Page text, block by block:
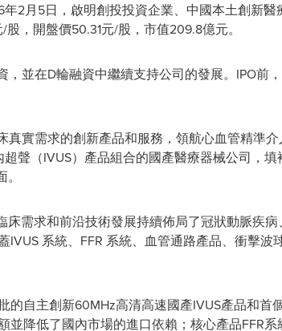
2月5日，啟明創投投資企業、中國本土創新
，開盤價50.31元/股，市值209.8億元。
並在D輪融資中繼續支持公司的發展。IPO前
真實需求的創新產品和服務，領航心血管精準
聲（IVUS）產品組合的國產醫療器械公司，
需求和前沿技術發展持續佈局了冠狀動脈疾
IVUS 系統、FFR 系統、血管通路產品、衝擊
的自主創新60MHz高清高速國產IVUS產品和首
並降低了國內市場的進口依賴；核心產品FFR